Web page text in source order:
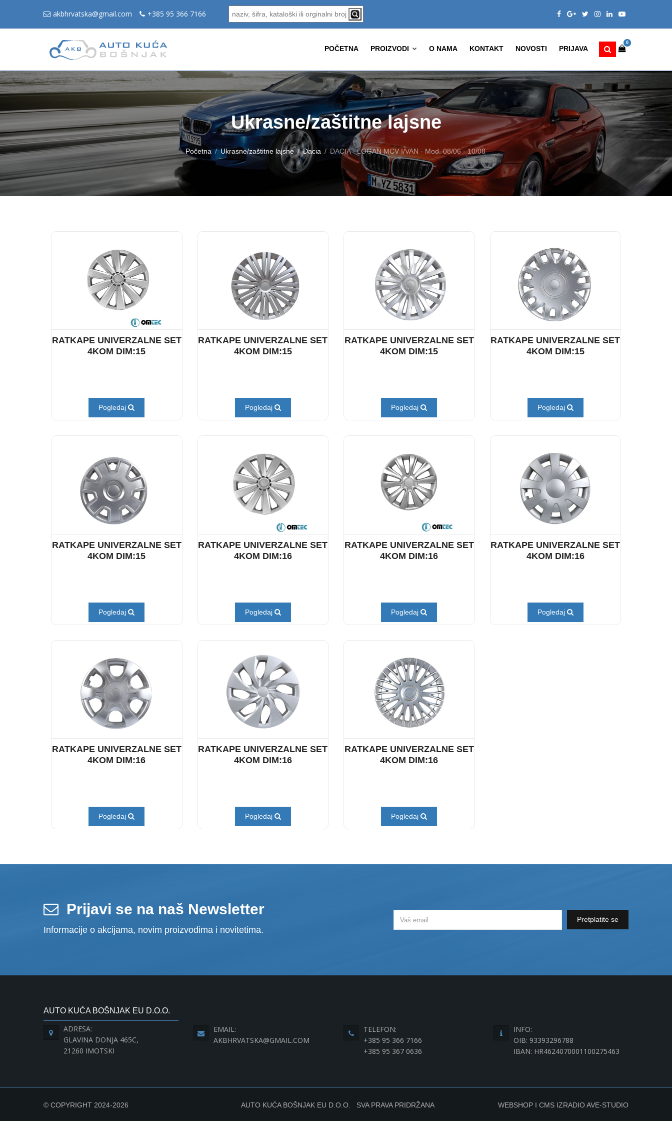
akbhrvatska@gmail.com +385 95 366 7166
0
POČETNA PROIZVODI O NAMA KONTAKT NOVOSTI PRIJAVA
Ukrasne/zaštitne lajsne
Početna Ukrasne/zaštitne lajsne Dacia DACIA - LOGAN MCV I/VAN - Mod. 08/06 - 10/08
RATKAPE UNIVERZALNE SET
4KOM DIM:15
Pogledaj
RATKAPE UNIVERZALNE SET
4KOM DIM:15
Pogledaj
RATKAPE UNIVERZALNE SET
4KOM DIM:15
Pogledaj
RATKAPE UNIVERZALNE SET
4KOM DIM:15
Pogledaj
RATKAPE UNIVERZALNE SET
4KOM DIM:15
Pogledaj
RATKAPE UNIVERZALNE SET
4KOM DIM:16
Pogledaj
RATKAPE UNIVERZALNE SET
4KOM DIM:16
Pogledaj
RATKAPE UNIVERZALNE SET
4KOM DIM:16
Pogledaj
RATKAPE UNIVERZALNE SET
4KOM DIM:16
Pogledaj
RATKAPE UNIVERZALNE SET
4KOM DIM:16
Pogledaj
RATKAPE UNIVERZALNE SET
4KOM DIM:16
Pogledaj
Prijavi se na naš Newsletter
Informacije o akcijama, novim proizvodima i novitetima.
Pretplatite se
AUTO KUĆA BOŠNJAK EU D.O.O.
ADRESA:
GLAVINA DONJA 465C,
21260 IMOTSKI
EMAIL:
AKBHRVATSKA@GMAIL.COM
TELEFON:
+385 95 366 7166
+385 95 367 0636
INFO:
OIB: 93393296788
IBAN: HR4624070001100275463
© COPYRIGHT 2024-2026 AUTO KUĆA BOŠNJAK EU D.O.O. SVA PRAVA PRIDRŽANA WEBSHOP I CMS IZRADIOAVE-STUDIO